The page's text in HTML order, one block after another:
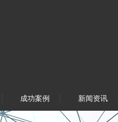
成功案例 新闻资讯